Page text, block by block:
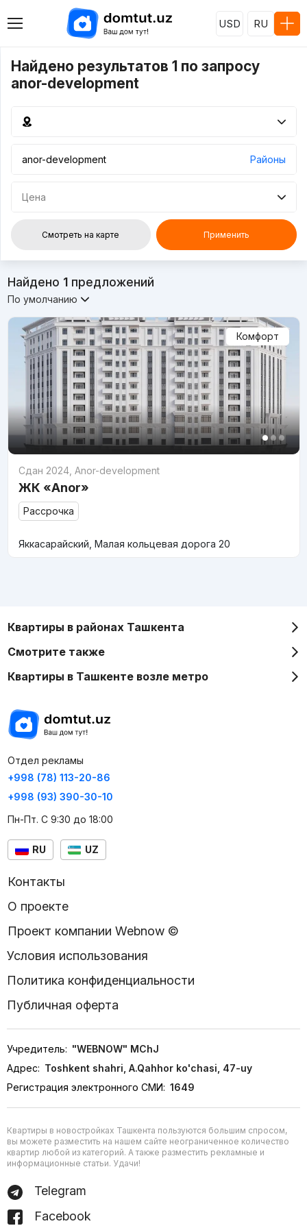
USD RU
Найдено результатов 1 по запросу
anor-development
Районы
Цена
Смотреть на карте Применить
Найдено 1предложений
По умолчанию
Комфорт
Сдан 2024, Anor-development
ЖК «Anor»
Рассрочка
Яккасарайский, Малая кольцевая дорога 20
Квартиры в районах Ташкента
Смотрите также
Квартиры в Ташкенте возле метро
Отдел рекламы
+998 (78) 113-20-86
+998 (93) 390-30-10
Пн-Пт. С 9:30 до 18:00
RU UZ
Контакты
О проекте
Проект компании Webnow ©
Условия использования
Политика конфиденциальности
Публичная оферта
Учредитель: "WEBNOW" MChJ
Адрес: Toshkent shahri, A.Qahhor ko'chasi, 47-uy
Регистрация электронного СМИ: 1649
Квартиры в новостройках Ташкента пользуются большим спросом,
вы можете разместить на нашем сайте неограниченное количество
квартир любой из категорий. А также разместить рекламные и
информационные статьи. Удачи!
Telegram
Facebook